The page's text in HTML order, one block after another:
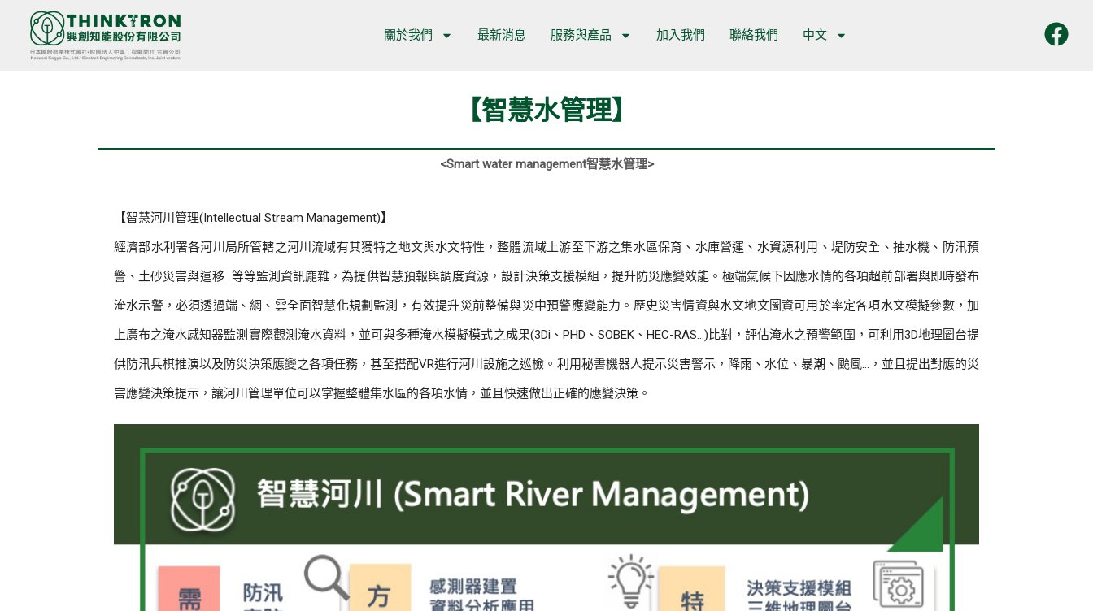
關於我們 最新消息 服務與產品 加入我們 聯絡我們 中文
【智慧水管理】
<Smart water management智慧水管理>
【智慧河川管理(Intellectual Stream Management)】
經濟部水利署各河川局所管轄之河川流域有其獨特之地文與水文特性，整體流域上游至下游之集水區保育、水庫營運、水資源利用、堤防安全、抽水機、防汛預
警、土砂災害與運移…等等監測資訊龐雜，為提供智慧預報與調度資源，設計決策支援模組，提升防災應變效能。極端氣候下因應水情的各項超前部署與即時發布
淹水示警，必須透過端、網、雲全面智慧化規劃監測，有效提升災前整備與災中預警應變能力。歷史災害情資與水文地文圖資可用於率定各項水文模擬參數，加
上廣布之淹水感知器監測實際觀測淹水資料，並可與多種淹水模擬模式之成果(3Di、PHD、SOBEK、HEC-RAS…)比對，評估淹水之預警範圍，可利用3D地理圖台提
供防汛兵棋推演以及防災決策應變之各項任務，甚至搭配VR進行河川設施之巡檢。利用秘書機器人提示災害警示，降雨、水位、暴潮、颱風…，並且提出對應的災
害應變決策提示，讓河川管理單位可以掌握整體集水區的各項水情，並且快速做出正確的應變決策。